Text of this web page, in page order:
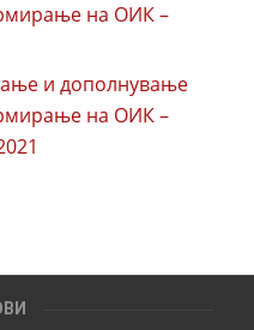
на ОИК –
и дополнување
на ОИК –